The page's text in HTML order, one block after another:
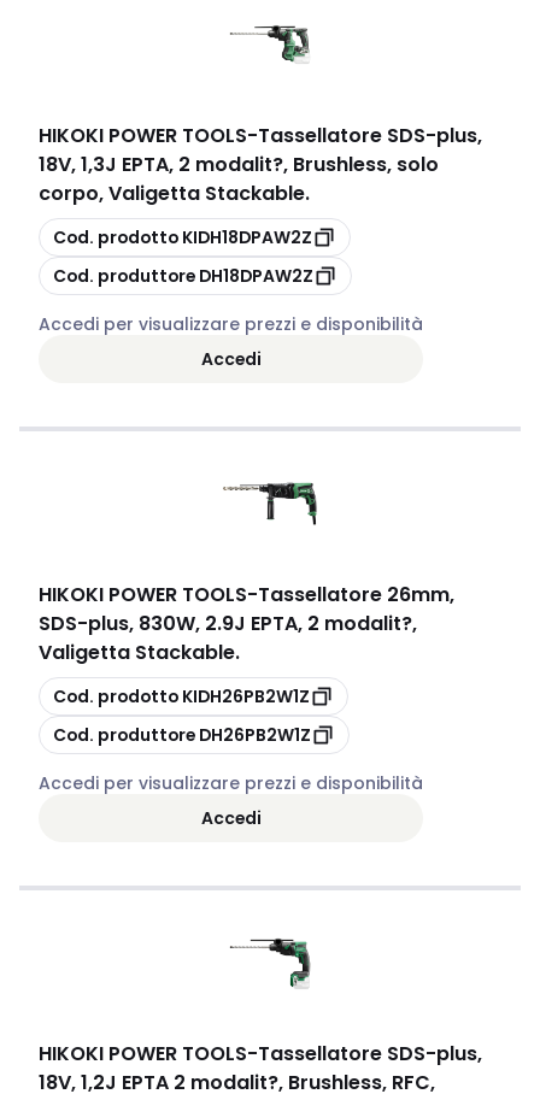
HIKOKI POWER TOOLS-Tassellatore SDS-plus,
18V, 1,3J EPTA, 2 modalit?, Brushless, solo
corpo, Valigetta Stackable.
copia
Cod. prodotto KIDH18DPAW2Z
copia
Cod. produttore DH18DPAW2Z
Accedi per visualizzare prezzi e disponibilità
Accedi
HIKOKI POWER TOOLS-Tassellatore 26mm,
SDS-plus, 830W, 2.9J EPTA, 2 modalit?,
Valigetta Stackable.
copia
Cod. prodotto KIDH26PB2W1Z
copia
Cod. produttore DH26PB2W1Z
Accedi per visualizzare prezzi e disponibilità
Accedi
HIKOKI POWER TOOLS-Tassellatore SDS-plus,
18V, 1,2J EPTA 2 modalit?, Brushless, RFC,